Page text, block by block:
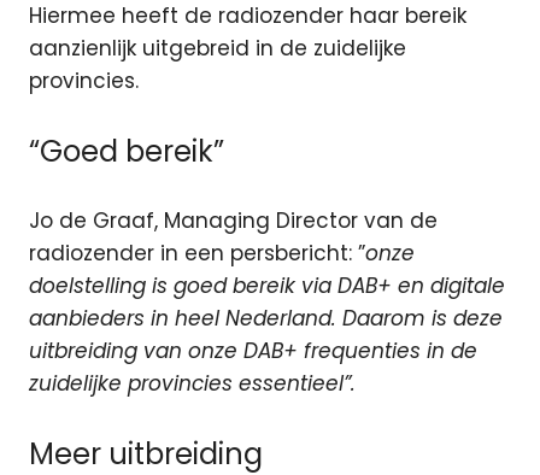
Hiermee heeft de radiozender haar bereik
aanzienlijk uitgebreid in de zuidelijke
provincies.
“Goed bereik”
Jo de Graaf, Managing Director van de
radiozender in een persbericht: ”onze
doelstelling is goed bereik via DAB+ en digitale
aanbieders in heel Nederland. Daarom is deze
uitbreiding van onze DAB+ frequenties in de
zuidelijke provincies essentieel”.
Meer uitbreiding